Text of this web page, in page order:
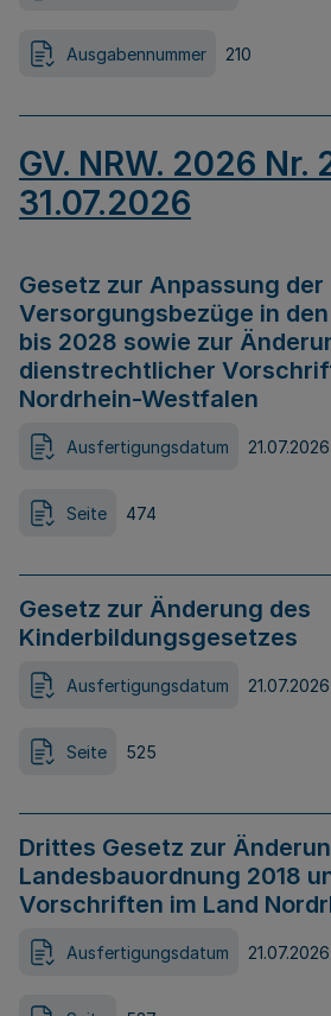
Ausgabennummer 210
GV. NRW. 2026 Nr.
31.07.2026
Gesetz zur Anpassung
Versorgungsbezüge in
bis 2028 sowie zur
dienstrechtlicher
Nordrhein-Westfalen
Ausfertigungsdatum 21.07.2026
Seite 474
Gesetz zur Änderung des
Kinderbildungsgesetzes
Ausfertigungsdatum 21.07.2026
Seite 525
Drittes Gesetz zur
Landesbauordnung 2018
Vorschriften im Land
Ausfertigungsdatum 21.07.2026